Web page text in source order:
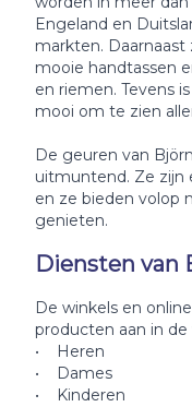
Engeland en
markten. Daarnaast
mooie handtassen
en riemen. Tevens
mooi om te zien
De geuren van
uitmuntend. Ze zijn
en ze bieden volop
genieten.
Diensten van
De winkels en
producten aan in
• Heren
• Dames
• Kinderen